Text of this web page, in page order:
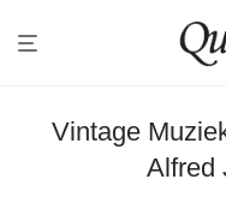
Vintage
Alfred